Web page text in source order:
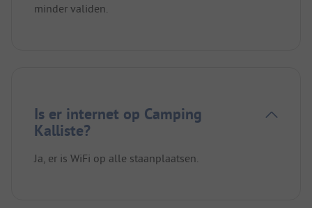
minder validen.
Is er internet op Camping
Kalliste?
Ja, er is WiFi op alle staanplaatsen.